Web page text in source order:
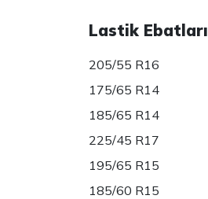
Lastik Ebatları
205/55 R16
175/65 R14
185/65 R14
225/45 R17
195/65 R15
185/60 R15